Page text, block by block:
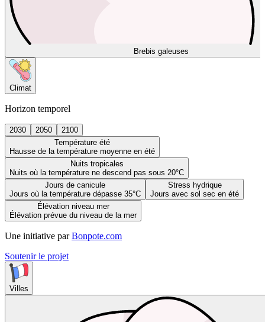
Brebis galeuses
Climat
Horizon temporel
2030 2050
2100
Température été
Hausse de la température moyenne en été
Nuits tropicales
Nuits où la température ne descend pas sous 20°C
Jours de canicule
Jours où la température dépasse 35°C
Stress hydrique
Jours avec sol sec en été
Élévation niveau mer
Élévation prévue du niveau de la mer
Une initiative par Bonpote.com
Soutenir le projet
Villes